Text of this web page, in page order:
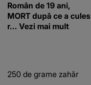
Român de 19 ani,
MORT după ce a cules
r... Vezi mai mult
250 de grame zahăr